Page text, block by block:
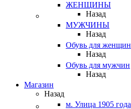
ЖЕНЩИНЫ
Назад
МУЖЧИНЫ
Назад
Обувь для женщин
Назад
Обувь для мужчин
Назад
Магазин
Назад
м. Улица 1905 года